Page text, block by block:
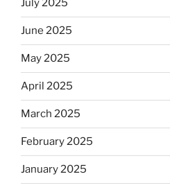
July 2025
June 2025
May 2025
April 2025
March 2025
February 2025
January 2025